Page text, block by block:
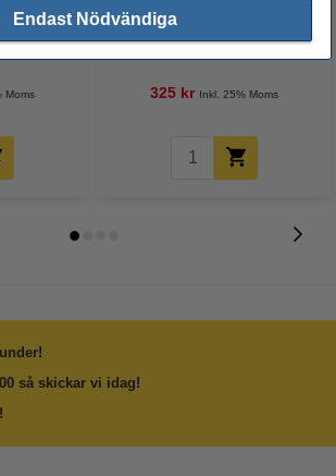
Endast Nödvändiga
6047
Moms
Brevkorg A4 | Leitz 5226 WOW |
isblå | 5st
325 kr Inkl. 25% Moms
så skickar vi idag!